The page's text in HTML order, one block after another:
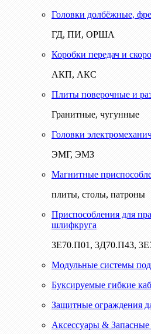
Головки долбёжные,
ГД, ПИ, ОРША
Коробки передач и
АКП, АКС
Плиты поверочные и
Гранитные, чугунные
Головки
ЭМГ, ЭМЗ
Магнитные
плиты, столы, патроны
Приспособления для
шлифкруга
3Е70.П01, 3Д70.П43,
Модульные системы
Буксируемые гибкие
Защитные ограждения
Аксессуары & Запасные